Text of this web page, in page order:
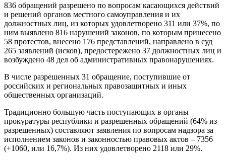
836 обращений разрешено по вопросам ка­сающихся действий
и решений органов мест­ного самоуправления и их
должностных лиц, из которых удовлетворено 311 или 37%, по
ним выявлено 816 нарушений законов, по которым принесено
58 протестов, внесено 176 пред­ставлений, направлено в суд
265 заявлений (исков), предостережено 37 должностных лиц и
возбуждено 48 дел об административных пра­вонарушениях.
В числе разрешенных 31 обращение, посту­пившие от
российских и региональных право­защитных и иных
общественных организаций.
Традиционно большую часть поступающих в органы
прокуратуры республики и разрешен­ных обращений (64% из
разрешенных) состав­ляют заявления по вопросам надзора за
испол­нением законов и законностью правовых актов – 7356
(+1060, или 16,7%). Из них удовлетворе­но 2118 или 29%.